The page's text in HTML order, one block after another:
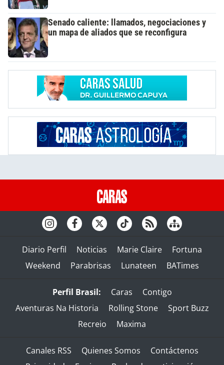
Senado caliente: llamados, negociaciones y
un mapa de aliados que se reconfigura
Diario Perfil Noticias Marie Claire
Fortuna
Weekend
Parabrisas Lunateen BATimes
Perfil Brasil: Caras
Contigo
Aventuras Na Historia
Rolling Stone
Sport Buzz
Recreio
Maxima
Canales RSS Quienes Somos
Contáctenos